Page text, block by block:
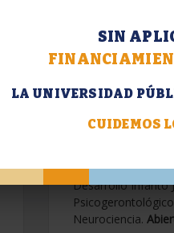
SIN
LA UNIVERSIDAD
CUIDEMOS
Extensión.
2026.
Contemporáneas;
Desarrollo Infanto
Neurociencia.